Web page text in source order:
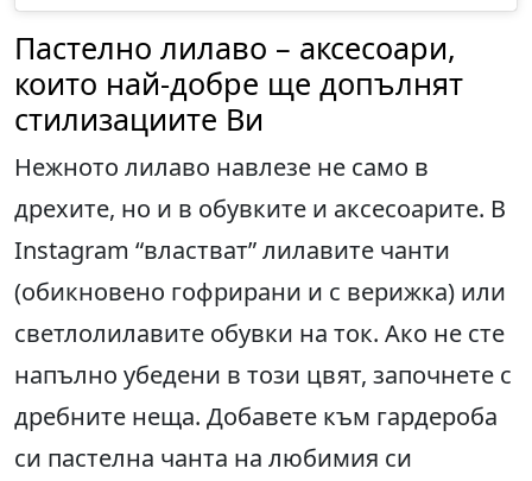
Пастелно лилаво – аксесоари,
които най-добре ще допълнят
стилизациите Ви
Нежното лилаво навлезе не само в
дрехите, но и в обувките и аксесоарите. В
Instagram “властват” лилавите чанти
(обикновено гофрирани и с верижка) или
светлолилавите обувки на ток. Ако не сте
напълно убедени в този цвят, започнете с
дребните неща. Добавете към гардероба
си пастелна чанта на любимия си